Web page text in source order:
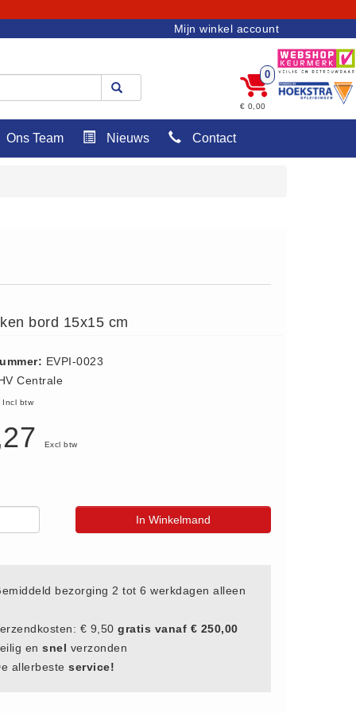
Mijn winkel account
0
€ 0,00
Ons Team Nieuws Contact
bord 15x15 cm
EVPI-0023
Centrale
Incl btw
Excl btw
In Winkelmand
bezorging 2 tot 6 werkdagen alleen
€ 9,50gratis vanaf € 250,00
ensnel verzonden
allerbesteservice!